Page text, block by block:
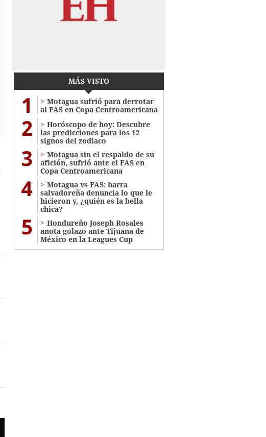
MÁS VISTO
1
Motagua sufrió para derrotar
al FAS en Copa Centroamericana
2
Horóscopo de hoy: Descubre
las predicciones para los 12
signos del zodiaco
3
Motagua sin el respaldo de su
afición, sufrió ante el FAS en
Copa Centroamericana
4
Motagua vs FAS: barra
salvadoreña denuncia lo que le
hicieron y, ¿quién es la bella
chica?
5
Hondureño Joseph Rosales
anota golazo ante Tijuana de
México en la Leagues Cup